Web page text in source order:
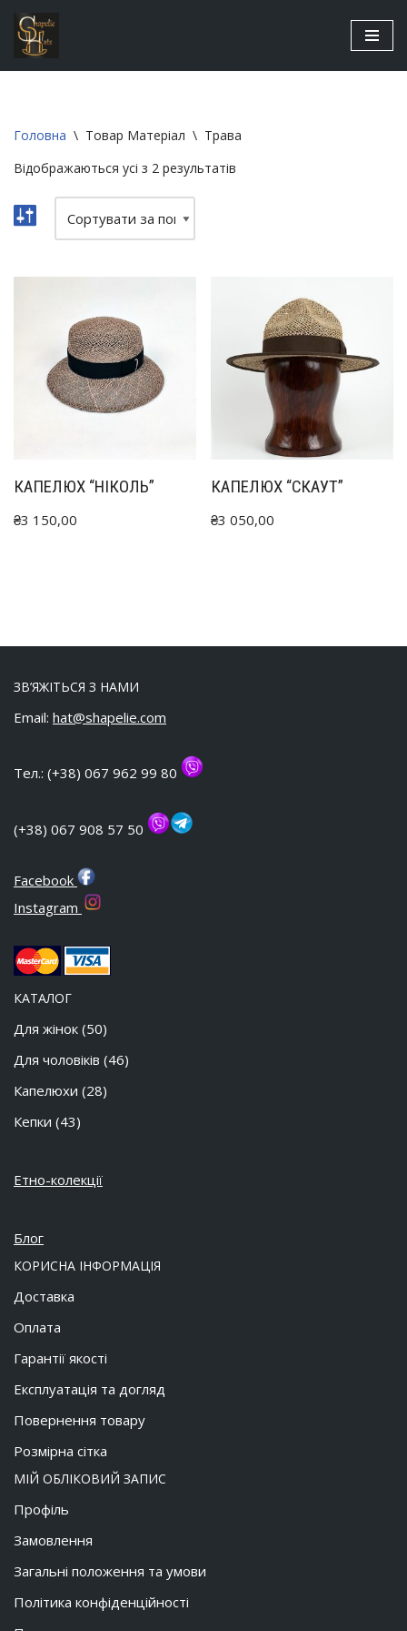
Перейти
до
Головна \ Товар Матеріал \ Трава
Відображаються усі з 2 результатів
КАПЕЛЮХ “НІКОЛЬ”
₴3 150,00
КАПЕЛЮХ “СКАУТ”
₴3 050,00
ЗВ’ЯЖІТЬСЯ З НАМИ
Email: hat@shapelie.com
Тел.: (+38) 067 962 99 80
(+38) 067 908 57 50
Facebook
Instagram
КАТАЛОГ
Для жінок (50)
Для чоловіків (46)
Капелюхи (28)
Кепки (43)
Етно-колекції
Блог
КОРИСНА ІНФОРМАЦІЯ
Доставка
Оплата
Гарантії якості
Експлуатація та догляд
Повернення товару
Розмірна сітка
МІЙ ОБЛІКОВИЙ ЗАПИС
Профіль
Замовлення
Загальні положення та умови
Політика конфіденційності